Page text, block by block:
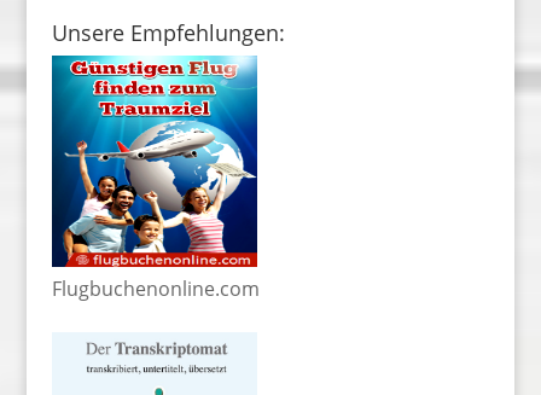
Unsere Empfehlungen:
Flugbuchenonline.com